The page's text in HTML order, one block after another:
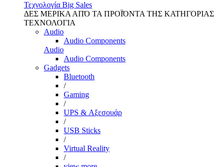
Τεχνολογία Big Sales
ΔΕΣ ΜΕΡΙΚΑ ΑΠΌ ΤΑ ΠΡΟΪΌΝΤΑ ΤΗΣ ΚΑΤΗΓΟΡΙΑΣ
ΤΕΧΝΟΛΟΓΙΑ
Audio
Audio Components
Audio
Audio Components
Gadgets
Bluetooth
/
Gaming
/
UPS & Αξεσουάρ
/
USB Sticks
/
Virtual Reality
/